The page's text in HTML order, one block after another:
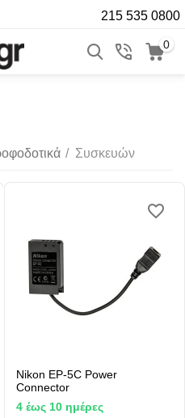
215 535 0800
0
/ Συσκευών
Nikon EP-5C Power
Connector
4 έως 10 ημέρες